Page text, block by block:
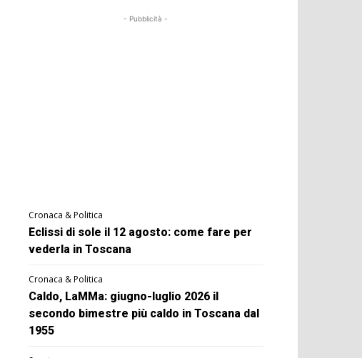
- Pubblicità -
Cronaca & Politica
Eclissi di sole il 12 agosto: come fare per
vederla in Toscana
Cronaca & Politica
Caldo, LaMMa: giugno-luglio 2026 il
secondo bimestre più caldo in Toscana dal
1955